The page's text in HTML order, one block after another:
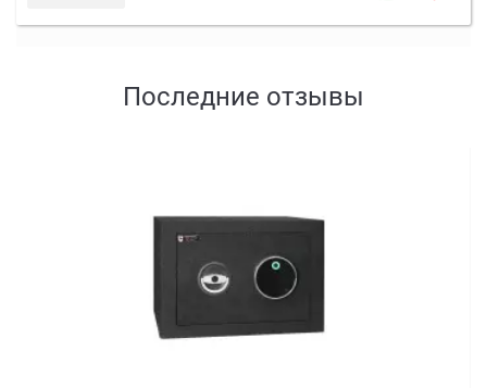
Последние отзывы